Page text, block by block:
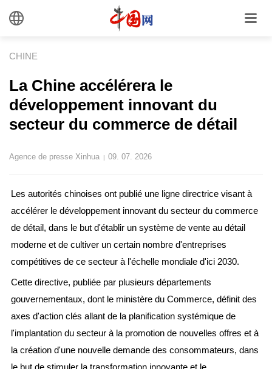
CHINE
La Chine accélérera le
développement innovant du
secteur du commerce de détail
Agence de presse Xinhua | 09. 07. 2026
Les autorités chinoises ont publié une ligne directrice visant à
accélérer le développement innovant du secteur du commerce
de détail, dans le but d'établir un système de vente au détail
moderne et de cultiver un certain nombre d'entreprises
compétitives de ce secteur à l'échelle mondiale d'ici 2030.
Cette directive, publiée par plusieurs départements
gouvernementaux, dont le ministère du Commerce, définit des
axes d'action clés allant de la planification systémique de
l'implantation du secteur à la promotion de nouvelles offres et à
la création d'une nouvelle demande des consommateurs, dans
le but de stimuler la transformation innovante et le